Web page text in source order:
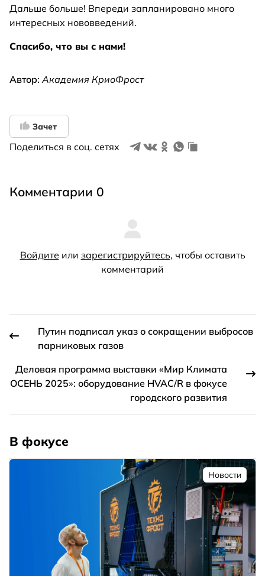
Дальше больше! Впереди запланировано много
интересных нововведений.
Спасибо, что вы с нами!
Автор:Академия КриоФрост
Зачет
Поделиться в соц. сетях
Комментарии 0
Войдите или зарегистрируйтесь, чтобы оставить
комментарий
Путин подписал указ о сокращении выбросов
парниковых газов
Деловая программа выставки «Мир Климата
ОСЕНЬ 2025»: оборудование HVAC/R в фокусе
городского развития
В фокусе
Новости